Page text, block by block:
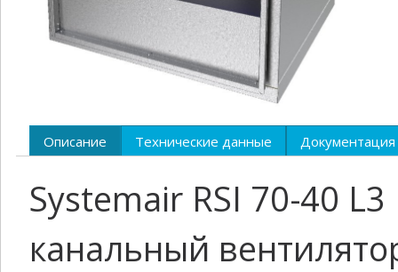
Описание Технические данные Документация
Systemair RSI 70-40
канальный